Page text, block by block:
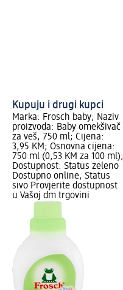
Kupuju i drugi kupci
Marka: Frosch baby; Naziv
proizvoda: Baby omekšivač
za veš, 750 ml; Cijena:
3,95 KM; Osnovna cijena:
750 ml (0,53 KM za 100 ml);
Dostupnost: Status zeleno
Dostupno online, Status
sivo Provjerite dostupnost
u Vašoj dm trgovini